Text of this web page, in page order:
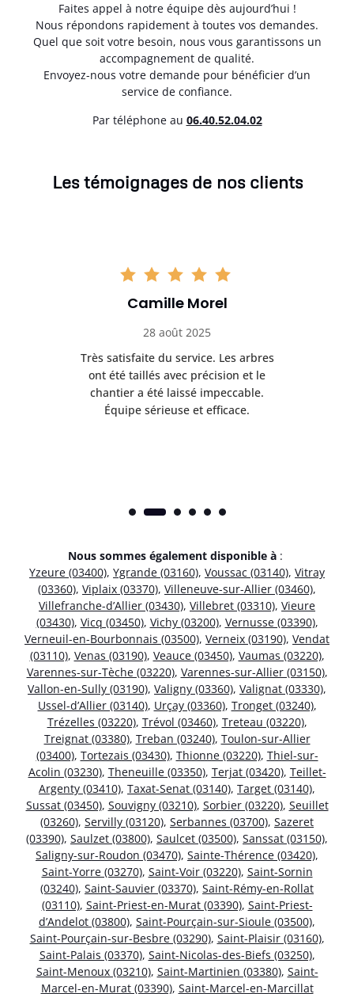
Faites appel à notre équipe dès aujourd’hui !
Nous répondons rapidement à toutes vos demandes.
Quel que soit votre besoin, nous vous garantissons un
accompagnement de qualité.
Envoyez-nous votre demande pour bénéficier d’un
service de confiance.
Par téléphone au 06.40.52.04.02
Les témoignages de nos clients
Camille Morel
28 août 2025
Très satisfaite du service. Les arbres
ont été taillés avec précision et le
chantier a été laissé impeccable.
Équipe sérieuse et efficace.
Nous sommes également disponible à :
Yzeure (03400), Ygrande (03160), Voussac (03140), Vitray
(03360), Viplaix (03370), Villeneuve-sur-Allier (03460),
Villefranche-d’Allier (03430), Villebret (03310), Vieure
(03430), Vicq (03450), Vichy (03200), Vernusse (03390),
Verneuil-en-Bourbonnais (03500), Verneix (03190), Vendat
(03110), Venas (03190), Veauce (03450), Vaumas (03220),
Varennes-sur-Tèche (03220), Varennes-sur-Allier (03150),
Vallon-en-Sully (03190), Valigny (03360), Valignat (03330),
Ussel-d’Allier (03140), Urçay (03360), Tronget (03240),
Trézelles (03220), Trévol (03460), Treteau (03220),
Treignat (03380), Treban (03240), Toulon-sur-Allier
(03400), Tortezais (03430), Thionne (03220), Thiel-sur-
Acolin (03230), Theneuille (03350), Terjat (03420), Teillet-
Argenty (03410), Taxat-Senat (03140), Target (03140),
Sussat (03450), Souvigny (03210), Sorbier (03220), Seuillet
(03260), Servilly (03120), Serbannes (03700), Sazeret
(03390), Saulzet (03800), Saulcet (03500), Sanssat (03150),
Saligny-sur-Roudon (03470), Sainte-Thérence (03420),
Saint-Yorre (03270), Saint-Voir (03220), Saint-Sornin
(03240), Saint-Sauvier (03370), Saint-Rémy-en-Rollat
(03110), Saint-Priest-en-Murat (03390), Saint-Priest-
d’Andelot (03800), Saint-Pourçain-sur-Sioule (03500),
Saint-Pourçain-sur-Besbre (03290), Saint-Plaisir (03160),
Saint-Palais (03370), Saint-Nicolas-des-Biefs (03250),
Saint-Menoux (03210), Saint-Martinien (03380), Saint-
Marcel-en-Murat (03390), Saint-Marcel-en-Marcillat